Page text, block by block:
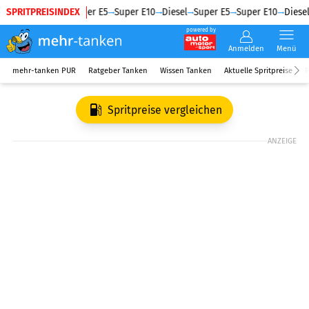
SPRITPREISINDEX
Diesel Super E5 Super E10 Diesel Super E5 Super E10 Diesel
powered by
Anmelden Menü
mehr-tanken PUR Ratgeber Tanken Wissen Tanken Aktuelle Spritpreise
Spritpreise vergleichen
ANZEIGE